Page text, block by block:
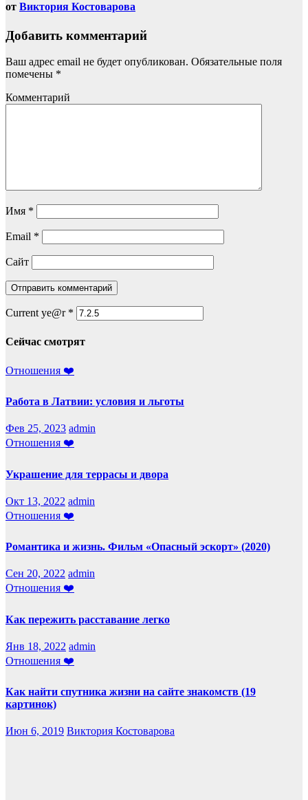
от Виктория Костоварова
Добавить комментарий
Ваш адрес email не будет опубликован. Обязательные поля
помечены *
Комментарий
Имя *
Email *
Сайт
Current ye@r *
Сейчас смотрят
Отношения ❤️
Работа в Латвии: условия и льготы
Фев 25, 2023 admin
Отношения ❤️
Украшение для террасы и двора
Окт 13, 2022 admin
Отношения ❤️
Романтика и жизнь. Фильм «Опасный эскорт» (2020)
Сен 20, 2022 admin
Отношения ❤️
Как пережить расставание легко
Янв 18, 2022 admin
Отношения ❤️
Как найти спутника жизни на сайте знакомств (19
картинок)
Июн 6, 2019 Виктория Костоварова